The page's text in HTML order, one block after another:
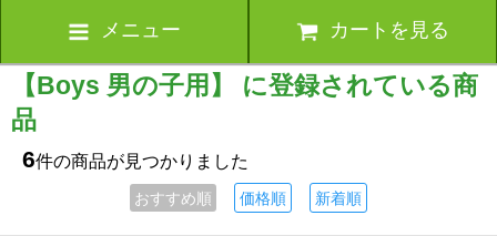
メニュー カートを見る
【Boys 男の子用】 に登録されている商
品
6件の商品が見つかりました
おすすめ順 価格順 新着順